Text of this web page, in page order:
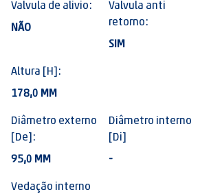
Valvula de alivio:
NÃO
Valvula anti
retorno:
SIM
Altura [H]:
178,0 MM
Diâmetro externo
[De]:
95,0 MM
Diâmetro interno
[Di]
-
Vedação interno